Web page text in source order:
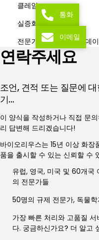
클레임
실증화
전문가 의견 – 라벨 업데
연락주세요
조언, 견적 또는 질문에
기…
이 양식을 작성하거나 직접 문
리 답변해 드리겠습니다!
바이오리우스는 15년 이상 화
품을 출시할 수 있는 신뢰할 수
유럽, 영국, 미국 및 60개국
의 전문가들
50명의 규제 전문가, 독물
가장 빠른 처리와 고품질
다. 궁금하신가요? 더 알고
통화
이메일